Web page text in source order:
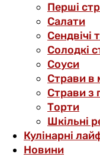
Перші
Салати
Сендвічі
Солодкі
Соуси
Страви в
Страви з
Торти
Шкільні
Кулінарні
Новини